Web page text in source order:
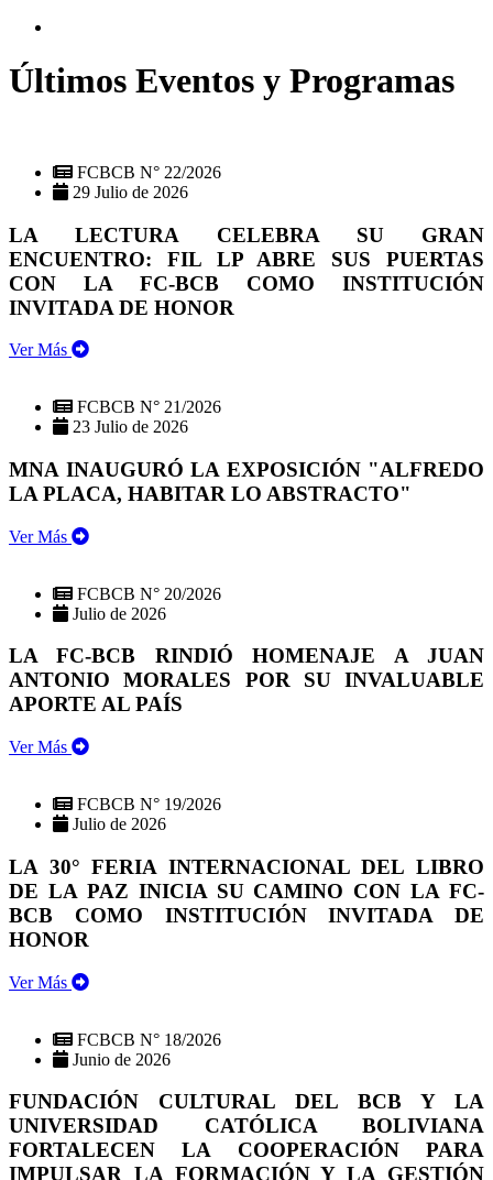
Últimos Eventos y Programas
FCBCB N° 22/2026
29 Julio de 2026
LA LECTURA CELEBRA SU GRAN
ENCUENTRO: FIL LP ABRE SUS PUERTAS
CON LA FC-BCB COMO INSTITUCIÓN
INVITADA DE HONOR
Ver Más
FCBCB N° 21/2026
23 Julio de 2026
MNA INAUGURÓ LA EXPOSICIÓN "ALFREDO
LA PLACA, HABITAR LO ABSTRACTO"
Ver Más
FCBCB N° 20/2026
Julio de 2026
LA FC-BCB RINDIÓ HOMENAJE A JUAN
ANTONIO MORALES POR SU INVALUABLE
APORTE AL PAÍS
Ver Más
FCBCB N° 19/2026
Julio de 2026
LA 30° FERIA INTERNACIONAL DEL LIBRO
DE LA PAZ INICIA SU CAMINO CON LA FC-
BCB COMO INSTITUCIÓN INVITADA DE
HONOR
Ver Más
FCBCB N° 18/2026
Junio de 2026
FUNDACIÓN CULTURAL DEL BCB Y LA
UNIVERSIDAD CATÓLICA BOLIVIANA
FORTALECEN LA COOPERACIÓN PARA
IMPULSAR LA FORMACIÓN Y LA GESTIÓN